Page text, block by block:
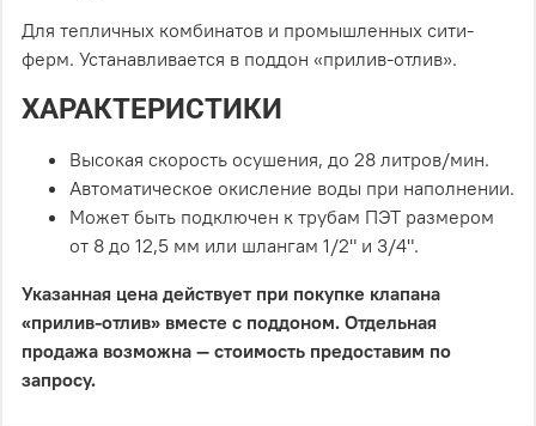
Для тепличных комбинатов и промышленных сити-
ферм. Устанавливается в поддон «прилив-отлив».
ХАРАКТЕРИСТИКИ
Высокая скорость осушения, до 28 литров/мин.
Автоматическое окисление воды при наполнении.
Может быть подключен к трубам ПЭТ размером
от 8 до 12,5 мм или шлангам 1/2" и 3/4".
Указанная цена действует при покупке клапана
«прилив-отлив» вместе с поддоном. Отдельная
продажа возможна — стоимость предоставим по
запросу.